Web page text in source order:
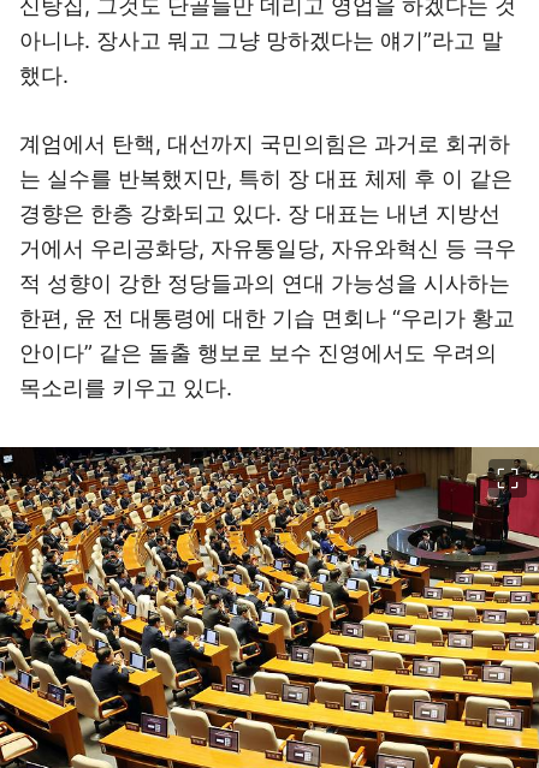
신탕집, 그것도 단골들만 데리고 영업을 하겠다는 것
아니냐. 장사고 뭐고 그냥 망하겠다는 얘기”라고 말
했다.
계엄에서 탄핵, 대선까지 국민의힘은 과거로 회귀하
는 실수를 반복했지만, 특히 장 대표 체제 후 이 같은
경향은 한층 강화되고 있다. 장 대표는 내년 지방선
거에서 우리공화당, 자유통일당, 자유와혁신 등 극우
적 성향이 강한 정당들과의 연대 가능성을 시사하는
한편, 윤 전 대통령에 대한 기습 면회나 “우리가 황교
안이다” 같은 돌출 행보로 보수 진영에서도 우려의
목소리를 키우고 있다.